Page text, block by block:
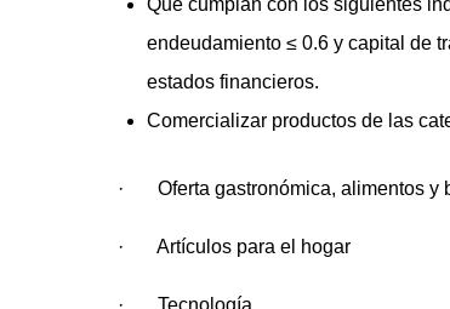
Que cumplan con los siguientes
endeudamiento ≤ 0.6 y capital de
estados financieros.
Comercializar productos de las
· Oferta gastronómica, alimentos y
· Artículos para el hogar
· Tecnología